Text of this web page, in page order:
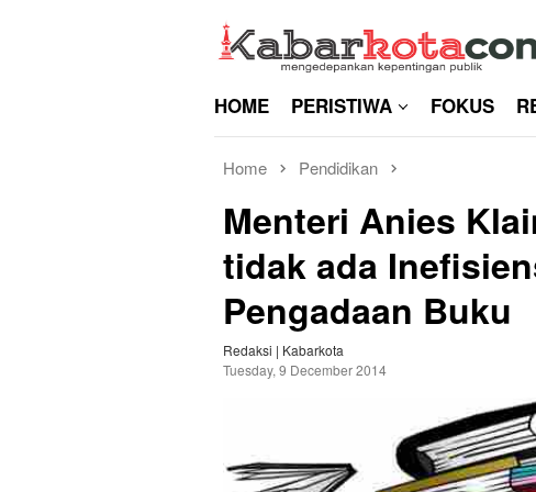
HOME PERISTIWA FOKUS
Home Pendidikan
Menteri Anies
tidak ada
Pengadaan Buku
Redaksi | Kabarkota
Tuesday, 9 December 2014